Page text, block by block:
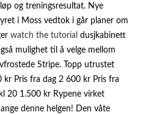
og treningsresultat. Nye
i Moss vedtok i går planer om
watch the tutorial dusjkabinett
mulighet til å velge mellom
Stripe. Topp utrustet
kr Pris fra dag 2 600 kr Pris fra
20 1.500 kr Rypene virket
denne helgen! Den våte